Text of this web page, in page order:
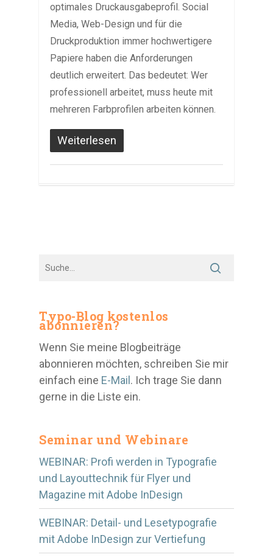
optimales Druckausgabeprofil. Social
Media, Web-Design und für die
Druckproduktion immer hochwertigere
Papiere haben die Anforderungen
deutlich erweitert. Das bedeutet: Wer
professionell arbeitet, muss heute mit
mehreren Farbprofilen arbeiten können.
Weiterlesen
Typo-Blog kostenlos
abonnieren?
Wenn Sie meine Blogbeiträge
abonnieren möchten, schreiben Sie mir
einfach eine E-Mail . Ich trage Sie dann
gerne in die Liste ein.
Seminar und Webinare
WEBINAR: Profi werden in Typografie
und Layouttechnik für Flyer und
Magazine mit Adobe InDesign
WEBINAR: Detail- und Lesetypografie
mit Adobe InDesign zur Vertiefung